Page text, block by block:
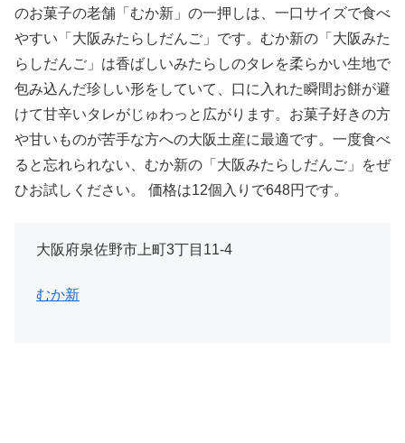
のお菓子の老舗「むか新」の一押しは、一口サイズで食べ
やすい「大阪みたらしだんご」です。むか新の「大阪みた
らしだんご」は香ばしいみたらしのタレを柔らかい生地で
包み込んだ珍しい形をしていて、口に入れた瞬間お餅が避
けて甘辛いタレがじゅわっと広がります。お菓子好きの方
や甘いものが苦手な方への大阪土産に最適です。一度食べ
ると忘れられない、むか新の「大阪みたらしだんご」をぜ
ひお試しください。 価格は12個入りで648円です。
大阪府泉佐野市上町3丁目11-4
むか新